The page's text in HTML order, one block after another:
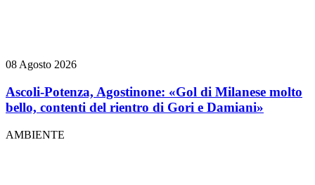
08 Agosto 2026
Ascoli-Potenza, Agostinone: «Gol di Milanese molto
bello, contenti del rientro di Gori e Damiani»
AMBIENTE